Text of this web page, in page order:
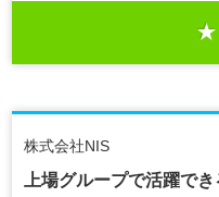
株式会社NIS
上場グループで活躍で